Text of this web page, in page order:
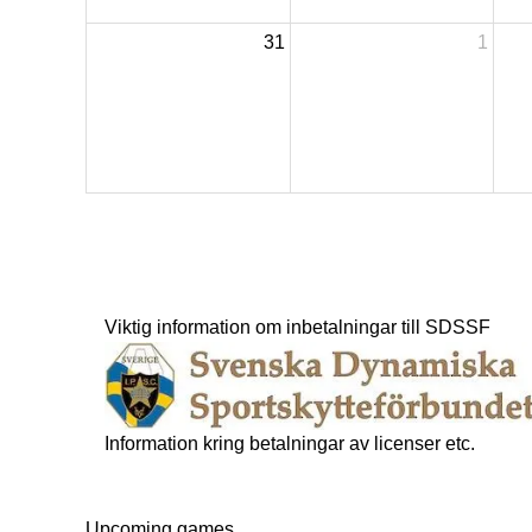
31 1
Viktig information om inbetalningar till SDSSF
Information kring betalningar av licenser etc.